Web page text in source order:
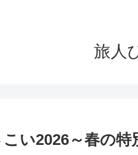
旅人
い2026～春の特